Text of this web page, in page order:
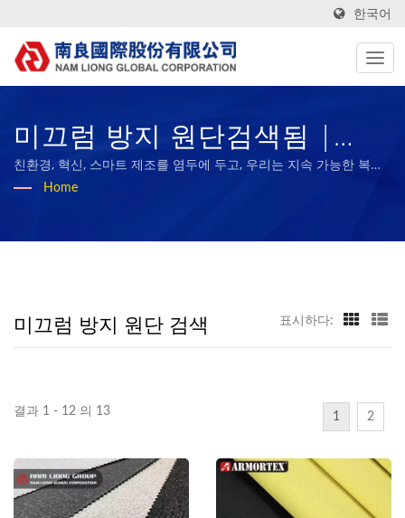
한국어
미끄럼 방지 원단검색됨 |
ESG 보고서가 있는 대만 섬유
친환경, 혁신, 스마트 제조를 염두에 두고, 우리는 지속 가능한 복합
재료 산업의 기준이 되고, 우리의 성과를 직원들과 사회와 공유하는
Home
미끄럼 방지 원단 검색 표시하다:
결과 1 - 12 의 13 1 2